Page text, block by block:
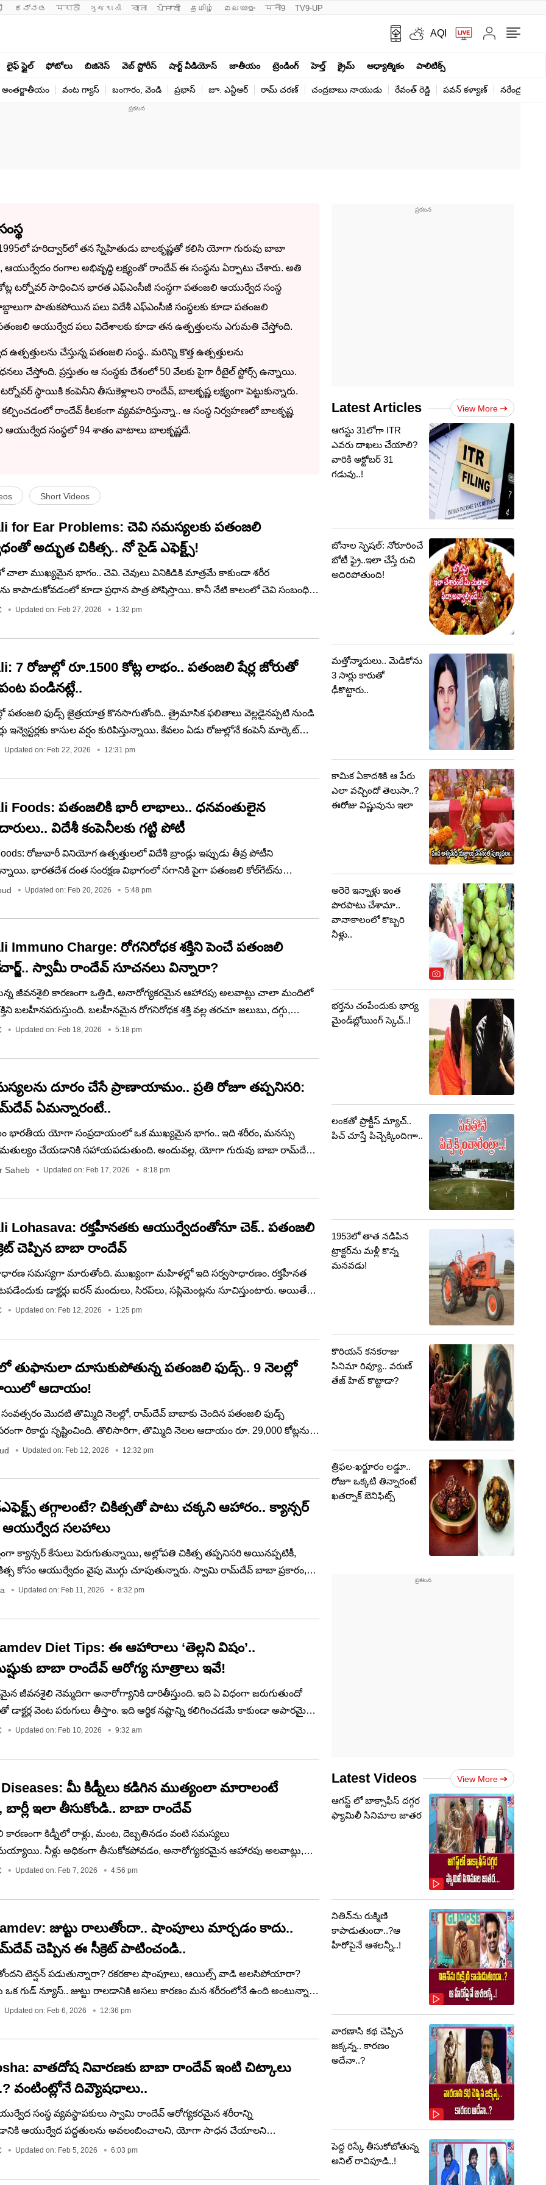
ಕನ್ನಡ मराठी ગુજરાતી বাংলা ਪੰਜਾਬੀ தமிழ் മലയാളം मनी9 TV9-UP
AQI
లైఫ్ స్టైల్ ఫోటోలు బిజినెస్ వెబ్ స్టోరీస్ షార్ట్ వీడియోస్ జాతీయం ట్రెండింగ్ హెల్త్‌ క్రైమ్ ఆధ్యాత్మికం పాలిటిక్స్‌
అంతర్జాతీయం వంట గ్యాస్ బంగారం, వెండి ప్రభాస్ జూ. ఎన్టీఆర్ రామ్ చ‌ర‌ణ్‌ చంద్రబాబు నాయుడు రేవంత్ రెడ్డి పవన్ కళ్యాణ్ నరేంద్ర మోదీ
1995లో హరిద్వార్‌లో తన స్నేహితుడు బాలకృష్ణతో కలిసి యోగా గురువు బాబా
రంగాల అభివృద్ధి లక్ష్యంతో రాందేవ్ ఈ సంస్థను ఏర్పాటు చేశారు. అతి
టర్నోవర్ సాధించిన భారత ఎఫ్ఎంసీజీ సంస్థగా పతంజలి ఆయుర్వేద సంస్థ
పాతుకపోయిన పలు విదేశీ ఎఫ్ఎంసీజీ సంస్థలకు కూడా పతంజలి
ఆయుర్వేద పలు విదేశాలకు కూడా తన ఉత్పత్తులను ఎగుమతి చేస్తోంది.
చేస్తున్న పతంజలి సంస్థ.. మరిన్ని కొత్త ఉత్పత్తులను
చేస్తోంది. ప్రస్తుతం ఆ సంస్థకు దేశంలో 50 వేలకు పైగా రీటైల్ స్టోర్స్ ఉన్నాయి.
స్థాయికి కంపెనీని తీసుకెళ్లాలని రాందేవ్, బాలకృష్ణ లక్ష్యంగా పెట్టుకున్నారు.
కల్పించడంలో రాందేవ్ కీలకంగా వ్యవహరిస్తున్నా.. ఆ సంస్థ నిర్వహణలో బాలకృష్ణ
ఆయుర్వేద సంస్థలో 94 శాతం వాటాలు బాలకృష్ణదే.
Short Videos
for Ear Problems: చెవి సమస్యలకు పతంజలి
అద్భుత చికిత్స.. నో సైడ్‌ ఎఫెక్ట్స్‌!
చాలా ముఖ్యమైన భాగం.. చెవి. చెవులు వినికిడికి మాత్రమే కాకుండా శరీర
కాపాడుకోవడంలో కూడా ప్రధాన పాత్ర పోషిస్తాయి. కానీ నేటి కాలంలో చెవి సంబంధిత
పెరుగుతున్నాయి. మారుతున్న జీవనశైలి, హెడ్‌ఫోన్‌ల అధిక వినియోగం, చెవులను
Updated on: Feb 27, 2026 1:32 pm
7 రోజుల్లో రూ.1500 కోట్ల లాభం.. పతంజలి షేర్ల జోరుతో
పంట పండినట్లే..
పతంజలి ఫుడ్స్ జైత్రయాత్ర కొనసాగుతోంది.. త్రైమాసిక ఫలితాలు వెల్లడైనప్పటి నుండి
ఇన్వెస్టర్లకు కాసుల వర్షం కురిపిస్తున్నాయి. కేవలం ఏడు రోజుల్లోనే కంపెనీ మార్కెట్
రూ.1,500 కోట్లు పెరగడం గమనార్హం. లాభాల్లో 60 శాతం వృద్ధిని నమోదు చేస్తూ
Updated on: Feb 22, 2026 12:31 pm
Foods: పతంజలికి భారీ లాభాలు.. ధనవంతులైన
విదేశీ కంపెనీలకు గట్టి పోటీ
రోజువారీ వినియోగ ఉత్పత్తులలో విదేశీ బ్రాండ్లు ఇప్పుడు తీవ్ర పోటీని
భారతదేశ దంత సంరక్షణ విభాగంలో సగానికి పైగా పతంజలి కోల్‌గేట్‌ను
స్వామి రామ్‌దేవ్ స్పష్టం చేశారు. రాబోయే ఐదు సంవత్సరాలలో పతంజలి దేశంలో
Updated on: Feb 20, 2026 5:48 pm
Immuno Charge: రోగనిరోధక శక్తిని పెంచే పతంజలి
స్వామీ రాందేవ్‌ సూచనలు విన్నారా?
జీవనశైలి కారణంగా ఒత్తిడి, అనారోగ్యకరమైన ఆహారపు అలవాట్లు చాలా మందిలో
బలహీనపరుస్తుంది. బలహీనమైన రోగనిరోధక శక్తి వల్ల తరచూ జలుబు, దగ్గు,
బలహీనత వంటి ఆరోగ్య సమస్యలకు దారితీస్తుంది. నిద్ర లేకపోవడం, పోషకాహార
Updated on: Feb 18, 2026 5:18 pm
దూరం చేసే ప్రాణాయామం.. ప్రతి రోజూ తప్పనిసరి:
ఏమన్నారంటే..
యోగా సంప్రదాయంలో ఒక ముఖ్యమైన భాగం.. ఇది శరీరం, మనస్సు
చేయడానికి సహాయపడుతుంది. అందువల్ల, యోగా గురువు బాబా రామ్‌దేవ్
కొన్ని ప్రాణాయామ వ్యాయామాలను అవలంబించడం.. మీ ఆరోగ్యానికి
Saheb Updated on: Feb 17, 2026 8:18 pm
Lohasava: రక్తహీనతకు ఆయుర్వేదంతోనూ చెక్.. పతంజలి
చెప్పిన బాబా రాందేవ్‌
సమస్యగా మారుతోంది. ముఖ్యంగా మహిళల్లో ఇది సర్వసాధారణం. రక్తహీనత
డాక్టర్లు ఐరన్‌ మందులు, సిరప్‌లు, సప్లిమెంట్లను సూచిస్తుంటారు. అయితే
రక్తహీనతకి నివారణ ఉందా? అని చాలా మందికి సందేహం ఉంటుంది. ఈ సమస్యపై
Updated on: Feb 12, 2026 1:25 pm
దూసుకుపోతున్న పతంజలి ఫుడ్స్.. 9 నెలల్లో
స్థాయిలో ఆదాయం!
సంవత్సరం మొదటి తొమ్మిది నెలల్లో, రామ్‌దేవ్‌ బాబాకు చెందిన పతంజలి ఫుడ్స్
రికార్డు సృష్టించింది. తొలిసారిగా, తొమ్మిది నెలల ఆదాయం రూ. 29,000 కోట్లను
ఇది ఇంతకు ముందు ఎన్నడూ చూడని రికార్డు. మూడవ త్రైమాసికంలో, కంపెనీ
Updated on: Feb 12, 2026 12:32 pm
చక్కని ఆహారం.. క్యాన్సర్
ఆయుర్వేద సలహాలు
క్యాన్సర్ కేసులు పెరుగుతున్నాయి, అల్లోపతి చికిత్స తప్పనిసరి అయినప్పటికీ,
కోసం ఆయుర్వేదం వైపు మొగ్గు చూపుతున్నారు. స్వామి రామ్‌దేవ్ బాబా ప్రకారం,
నయం చేయదు కానీ, రోగనిరోధక శక్తిని పెంచి, చికిత్స దుష్ప్రభావాలను
వల్ల ప్రయోజనం ఉంటుందని ఆయన సూచిస్తున్నారు.
Updated on: Feb 11, 2026 8:32 pm
Diet Tips: ఈ ఆహారాలు ‘తెల్లని విషం’..
బాబా రాందేవ్‌ ఆరోగ్య సూత్రాలు ఇవే!
జీవనశైలి నెమ్మదిగా అనారోగ్యానికి దారితీస్తుంది. ఇది ఏ విధంగా జరుగుతుందో
డాక్టర్ల వెంట పరుగులు తీస్తాం. ఇది ఆర్థిక నష్టాన్ని కలిగించడమే కాకుండా అపారమైన
అలసటకు దారితీస్తుంది. అందువల్ల నివారణ చికిత్స కంటే ఉత్తమం. మన జీవితం
Updated on: Feb 10, 2026 9:32 am
Diseases: మీ కిడ్నీలు కడిగిన ముత్యంలా మారాలంటే
బార్లీ ఇలా తీసుకోండి.. బాబా రాందేవ్‌
కారణంగా కిడ్నీలో రాళ్లు, మంట, దెబ్బతినడం వంటి సమస్యలు
నీళ్లు అధికంగా తీసుకోకపోవడం, అనారోగ్యకరమైన ఆహారపు అలవాట్లు,
వంటి కారణాలు కిడ్నీ సమస్యలకు దోహదం చేస్తాయి. కిడ్నీ సమస్యలను
Updated on: Feb 7, 2026 4:56 pm
జుట్టు రాలుతోందా.. షాంపూలు మార్చడం కాదు..
చెప్పిన ఈ సీక్రెట్ పాటించండి..
టెన్షన్ పడుతున్నారా? రకరకాల షాంపూలు, ఆయిల్స్ వాడి అలసిపోయారా?
గుడ్ న్యూస్.. జుట్టు రాలడానికి అసలు కారణం మన శరీరంలోనే ఉంది అంటున్నారు
బాబా రామ్‌దేవ్. ఎటువంటి కెమికల్స్ లేకుండా, ఇంట్లోనే దొరికే వాటితో జుట్టును మళ్ళీ
Updated on: Feb 6, 2026 12:36 pm
వాతదోష నివారణకు బాబా రాందేవ్‌ ఇంటి చిట్కాలు
వంటింట్లోనే దివ్యౌషధాలు..
సంస్థ వ్యవస్థాపకులు స్వామి రాందేవ్ ఆరోగ్యకరమైన శరీరాన్ని
ఆయుర్వేద పద్ధతులను అవలంబించాలని, యోగా సాధన చేయాలని
వృద్ధాప్యంలో కూడా సహజంగా ఆరోగ్యకరమైన శరీరాన్ని కాపాడుకోవడానికి, ప్రతిరోజూ
ఓ ప్రత్యేక గుర్తింపును తీసుకువచ్చారు. అందుకే ఆయన వీడియోలు సైతం
Updated on: Feb 5, 2026 6:03 pm
Latest Articles View More
ఆగస్టు 31లోగా ITR
ఎవరు దాఖలు చేయాలి?
వారికి అక్టోబర్‌ 31
గడువు..!
బోనాల స్పెషల్: నోరూరించే
బోటీ ఫ్రై..ఇలా చేస్తే రుచి
అదిరిపోతుంది!
మత్తోన్మాదులు.. మెడికోను
3 సార్లు కారుతో
ఢీకొట్టారు..
కామిక ఏకాదశికి ఆ పేరు
ఎలా వచ్చిందో తెలుసా..?
ఈరోజు విష్ణువును ఇలా
అరెరె ఇన్నాళ్లు ఇంత
పొరపాటు చేశామా..
వానాకాలంలో కొబ్బరి
నీళ్లు..
భర్తను చంపేందుకు భార్య
మైండ్‌బ్లోయింగ్ స్కెచ్..!
లంకతో ప్రాక్టీస్ మ్యాచ్..
పిచ్ చూస్తే పిచ్చెక్కిందిగాా..
1953లో తాత నడిపిన
ట్రాక్టర్‌‌ను మళ్లీ కొన్న
మనవడు!
కొరియన్ కనకరాజు
సినిమా రివ్యూ.. వరుణ్
తేజ్ హిట్ కొట్టాడా?
త్రిఫల-ఖర్జూరం లడ్డూ..
రోజూ ఒక్కటి తిన్నారంటే
ఖతర్నాక్ బెనిఫిట్స్
Latest Videos View More
ఆగస్ట్ లో బాక్సాఫీస్ దగ్గర
ఫ్యామిలీ సినిమాల జాతర
నితిన్‌ను రుక్మిణి
కాపాడుతుందా..?ఆ
హీరోపైనే ఆశలన్నీ..!
వారణాసి కథ చెప్పిన
జక్కన్న.. కారణం
అదేనా..?
పెద్ద రిస్కే తీసుకోబోతున్న
అనిల్ రావిపూడి..!